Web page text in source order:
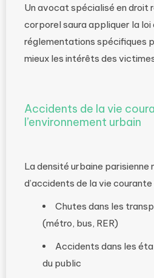
Un avocat spécialisé en droit
corporel saura appliquer la loi
réglementations spécifiques
mieux les intérêts des
Accidents de la vie
l’environnement urbain
La densité urbaine parisienne
d’accidents de la vie courante
Chutes dans les
(métro, bus, RER)
Accidents dans les
du public